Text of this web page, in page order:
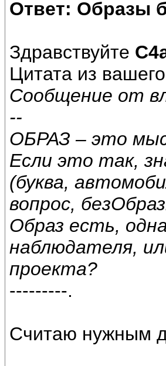
Ответ: Образы
Здравствуйте
Цитата из
Сообщение от
--
ОБРАЗ – это
Если это так,
(буква,
вопрос,
Образ есть,
наблюдателя,
проекта?
---------.
Считаю нужным